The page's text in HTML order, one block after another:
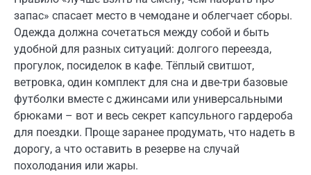
запас» спасает место в чемодане и облегчает сборы.
Одежда должна сочетаться между собой и быть
удобной для разных ситуаций: долгого переезда,
прогулок, посиделок в кафе. Тёплый свитшот,
ветровка, один комплект для сна и две-три базовые
футболки вместе с джинсами или универсальными
брюками – вот и весь секрет капсульного гардероба
для поездки. Проще заранее продумать, что надеть в
дорогу, а что оставить в резерве на случай
похолодания или жары.